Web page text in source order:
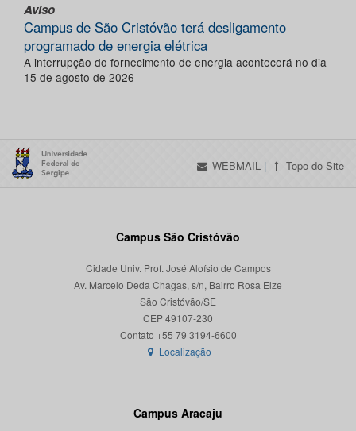
Aviso
Campus de São Cristóvão terá desligamento
programado de energia elétrica
A interrupção do fornecimento de energia acontecerá no dia
15 de agosto de 2026
WEBMAIL | Topo do Site
Campus São Cristóvão
Cidade Univ. Prof. José Aloísio de Campos
Av. Marcelo Deda Chagas, s/n, Bairro Rosa Elze
São Cristóvão/SE
CEP 49107-230
Localização
Campus Aracaju